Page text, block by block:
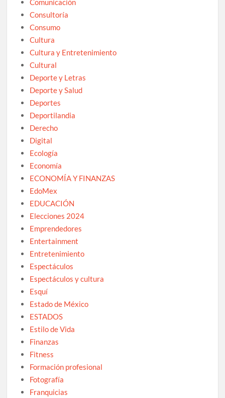
Comunicación
Consultoría
Consumo
Cultura
Cultura y Entretenimiento
Cultural
Deporte y Letras
Deporte y Salud
Deportes
Deportilandia
Derecho
Digital
Ecología
Economía
ECONOMÍA Y FINANZAS
EdoMex
EDUCACIÓN
Elecciones 2024
Emprendedores
Entertainment
Entretenimiento
Espectáculos
Espectáculos y cultura
Esquí
Estado de México
ESTADOS
Estilo de Vida
Finanzas
Fitness
Formación profesional
Fotografía
Franquicias